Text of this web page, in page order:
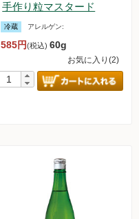
手作り粒マスタード
冷蔵 アレルゲン:
585円(税込)60g
お気に入り(2)